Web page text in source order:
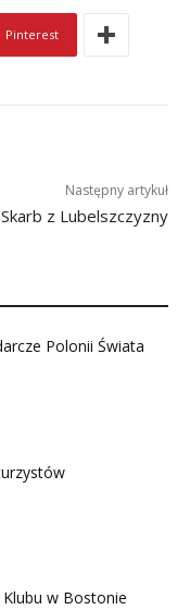
Pinterest
Następny artykuł
Skarb z Lubelszczyzny
Polonii Świata
w Bostonie